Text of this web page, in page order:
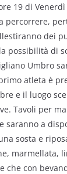
19 di
percorrere,
dei
possibilità di
Umbro
atleta è
e il luogo
Tavoli per
saranno a
sosta e
marmellata,
che con